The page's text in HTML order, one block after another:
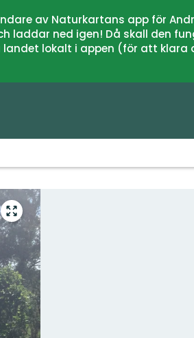
av Naturkartans app för
laddar ned igen! Då skall den
lokalt i appen (för att
Gå
till
helskärmsläge